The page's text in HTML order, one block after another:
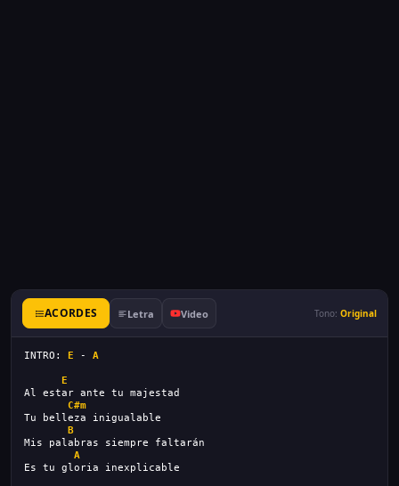
ACORDES Letra Video Tono: Original
INTRO: E - A
E
Al estar ante tu majestad
C#m
Tu belleza inigualable
B
Mis palabras siempre faltarán
A
Es tu gloria inexplicable